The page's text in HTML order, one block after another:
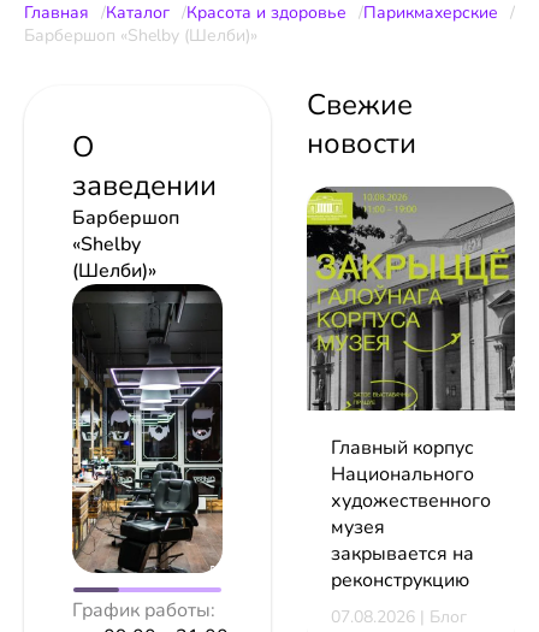
Главная Каталог Красота и здоровье
Парикмахерские
Барбершоп «Shelby (Шелби)»
О
заведении
Барбершоп
«Shelby
(Шелби)»
График работы:
Свежие
новости
Главный корпус
Национального
художественного
музея
закрывается на
реконструкцию
07.08.2026 | Блог